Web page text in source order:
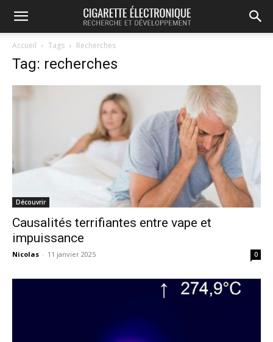
Accueil Tags Recherches
Tag: recherches
Découvrir
Causalités terrifiantes entre vape et
impuissance
Nicolas - 11 janvier 2025 0